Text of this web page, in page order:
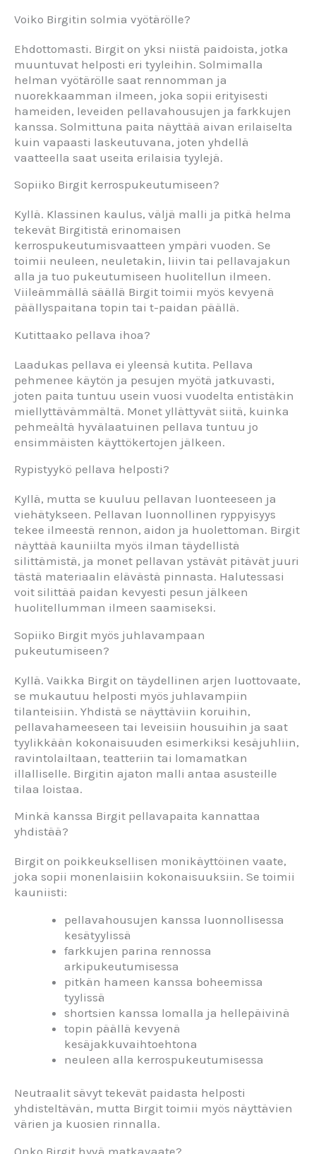
Voiko Birgitin solmia vyötärölle?
Ehdottomasti. Birgit on yksi niistä paidoista, jotka
muuntuvat helposti eri tyyleihin. Solmimalla
helman vyötärölle saat rennomman ja
nuorekkaamman ilmeen, joka sopii erityisesti
hameiden, leveiden pellavahousujen ja farkkujen
kanssa. Solmittuna paita näyttää aivan erilaiselta
kuin vapaasti laskeutuvana, joten yhdellä
vaatteella saat useita erilaisia tyylejä.
Sopiiko Birgit kerrospukeutumiseen?
Kyllä. Klassinen kaulus, väljä malli ja pitkä helma
tekevät Birgitistä erinomaisen
kerrospukeutumisvaatteen ympäri vuoden. Se
toimii neuleen, neuletakin, liivin tai pellavajakun
alla ja tuo pukeutumiseen huolitellun ilmeen.
Viileämmällä säällä Birgit toimii myös kevyenä
päällyspaitana topin tai t-paidan päällä.
Kutittaako pellava ihoa?
Laadukas pellava ei yleensä kutita. Pellava
pehmenee käytön ja pesujen myötä jatkuvasti,
joten paita tuntuu usein vuosi vuodelta entistäkin
miellyttävämmältä. Monet yllättyvät siitä, kuinka
pehmeältä hyvälaatuinen pellava tuntuu jo
ensimmäisten käyttökertojen jälkeen.
Rypistyykö pellava helposti?
Kyllä, mutta se kuuluu pellavan luonteeseen ja
viehätykseen. Pellavan luonnollinen ryppyisyys
tekee ilmeestä rennon, aidon ja huolettoman. Birgit
näyttää kauniilta myös ilman täydellistä
silittämistä, ja monet pellavan ystävät pitävät juuri
tästä materiaalin elävästä pinnasta. Halutessasi
voit silittää paidan kevyesti pesun jälkeen
huolitellumman ilmeen saamiseksi.
Sopiiko Birgit myös juhlavampaan
pukeutumiseen?
Kyllä. Vaikka Birgit on täydellinen arjen luottovaate,
se mukautuu helposti myös juhlavampiin
tilanteisiin. Yhdistä se näyttäviin koruihin,
pellavahameeseen tai leveisiin housuihin ja saat
tyylikkään kokonaisuuden esimerkiksi kesäjuhliin,
ravintolailtaan, teatteriin tai lomamatkan
illalliselle. Birgitin ajaton malli antaa asusteille
tilaa loistaa.
Minkä kanssa Birgit pellavapaita kannattaa
yhdistää?
Birgit on poikkeuksellisen monikäyttöinen vaate,
joka sopii monenlaisiin kokonaisuuksiin. Se toimii
kauniisti:
pellavahousujen kanssa luonnollisessa
kesätyylissä
farkkujen parina rennossa
arkipukeutumisessa
pitkän hameen kanssa boheemissa
tyylissä
shortsien kanssa lomalla ja hellepäivinä
topin päällä kevyenä
kesäjakkuvaihtoehtona
neuleen alla kerrospukeutumisessa
Neutraalit sävyt tekevät paidasta helposti
yhdisteltävän, mutta Birgit toimii myös näyttävien
värien ja kuosien rinnalla.
Onko Birgit hyvä matkavaate?